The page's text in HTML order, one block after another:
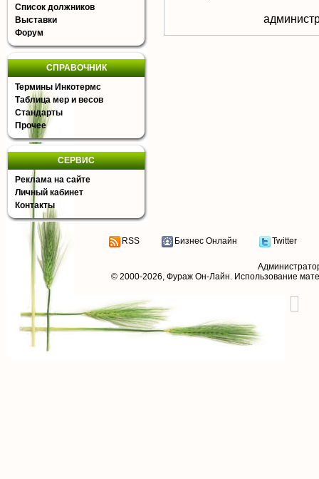
Список должников
Выставки
Форум
СПРАВОЧНИК
Термины Инкотермс
Таблица мер и весов
Стандарты
Прочее
СЕРВИС
Реклама на сайте
Личный кабинет
Контакты
RSS Бизнес Онлайн Twitter
© 2000-2026, Фураж Он-Лайн. Использование